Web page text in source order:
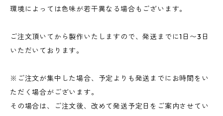
環境によっては色味が若干異なる場合もございます。
ご注文頂いてから製作いたしますので、発送までに1日〜3日
いただいております。
※ご注文が集中した場合、予定よりも発送までにお時間をい
ただく場合がございます。
その場合は、ご注文後、改めて発送予定日をご案内させてい